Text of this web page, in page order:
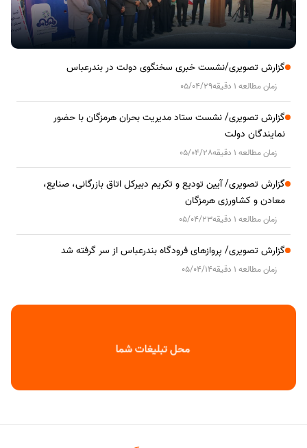
گزارش تصویری/نشست خبری سخنگوی دولت در بندرعباس
زمان مطالعه 1 دقیقه 05/04/29
گزارش تصویری/ نشست ستاد مدیریت بحران هرمزگان با حضور
نمایندگان دولت
زمان مطالعه 1 دقیقه 05/04/28
گزارش تصویری/ آیین تودیع و تکریم دبیرکل اتاق بازرگانی، صنایع،
معادن و کشاورزی هرمزگان
زمان مطالعه 1 دقیقه 05/04/23
گزارش تصویری/ پروازهای فرودگاه بندرعباس از سر گرفته شد
زمان مطالعه 1 دقیقه 05/04/14